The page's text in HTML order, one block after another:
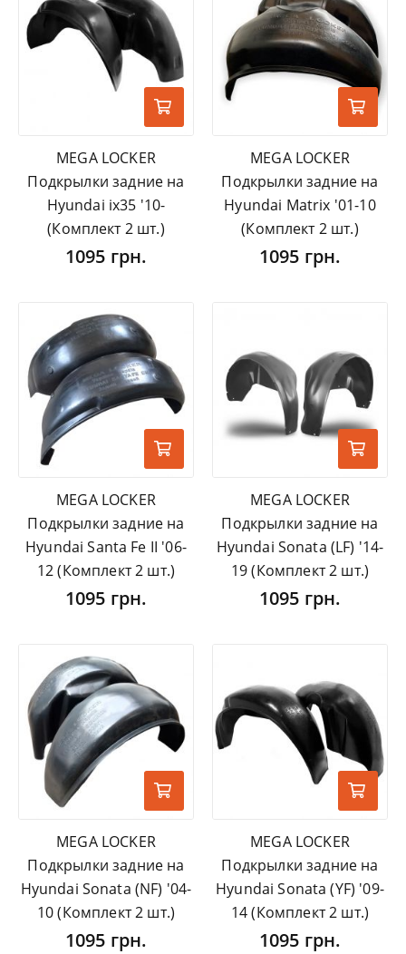
MEGA LOCKER
Подкрылки задние на
Hyundai ix35 '10-
(Комплект 2 шт.)
1095 грн.
MEGA LOCKER
Подкрылки задние на
Hyundai Matrix '01-10
(Комплект 2 шт.)
1095 грн.
MEGA LOCKER
Подкрылки задние на
Hyundai Santa Fe II '06-
12 (Комплект 2 шт.)
1095 грн.
MEGA LOCKER
Подкрылки задние на
Hyundai Sonata (LF) '14-
19 (Комплект 2 шт.)
1095 грн.
MEGA LOCKER
Подкрылки задние на
Hyundai Sonata (NF) '04-
10 (Комплект 2 шт.)
1095 грн.
MEGA LOCKER
Подкрылки задние на
Hyundai Sonata (YF) '09-
14 (Комплект 2 шт.)
1095 грн.